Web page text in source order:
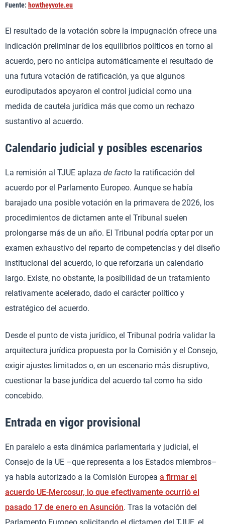
Fuente: howtheyvote.eu
El resultado de la votación sobre la impugnación ofrece una
indicación preliminar de los equilibrios políticos en torno al
acuerdo, pero no anticipa automáticamente el resultado de
una futura votación de ratificación, ya que algunos
eurodiputados apoyaron el control judicial como una
medida de cautela jurídica más que como un rechazo
sustantivo al acuerdo.
Calendario judicial y posibles escenarios
La remisión al TJUE aplaza de facto la ratificación del
acuerdo por el Parlamento Europeo. Aunque se había
barajado una posible votación en la primavera de 2026, los
procedimientos de dictamen ante el Tribunal suelen
prolongarse más de un año. El Tribunal podría optar por un
examen exhaustivo del reparto de competencias y del diseño
institucional del acuerdo, lo que reforzaría un calendario
largo. Existe, no obstante, la posibilidad de un tratamiento
relativamente acelerado, dado el carácter político y
estratégico del acuerdo.
Desde el punto de vista jurídico, el Tribunal podría validar la
arquitectura jurídica propuesta por la Comisión y el Consejo,
exigir ajustes limitados o, en un escenario más disruptivo,
cuestionar la base jurídica del acuerdo tal como ha sido
concebido.
Entrada en vigor provisional
En paralelo a esta dinámica parlamentaria y judicial, el
Consejo de la UE –que representa a los Estados miembros–
ya había autorizado a la Comisión Europea a firmar el
acuerdo UE-Mercosur, lo que efectivamente ocurrió el
pasado 17 de enero en Asunción. Tras la votación del
Parlamento Europeo solicitando el dictamen del TJUE, el